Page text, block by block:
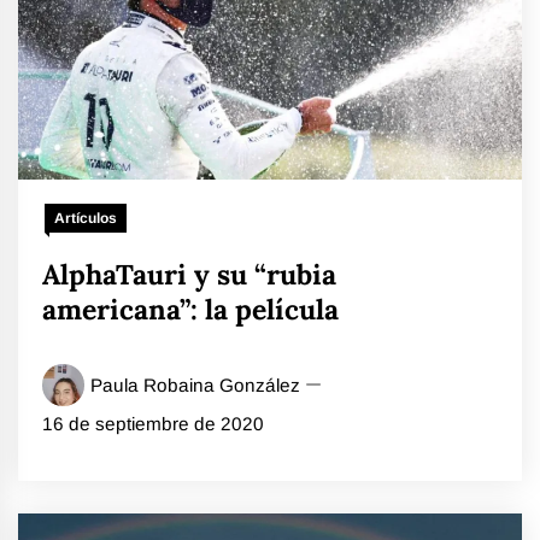
Artículos
AlphaTauri y su “rubia
americana”: la película
Paula Robaina González
16 de septiembre de 2020